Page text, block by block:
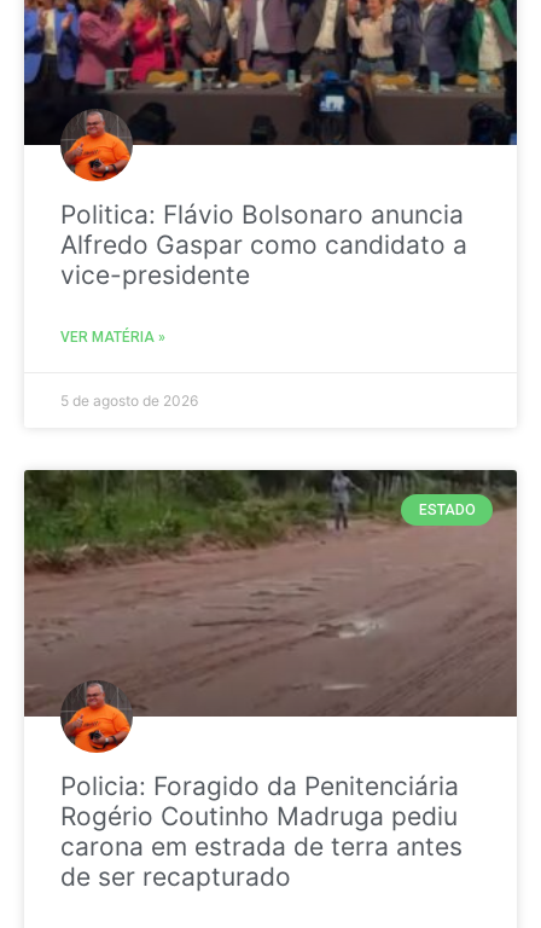
Politica: Flávio Bolsonaro anuncia
Alfredo Gaspar como candidato a
vice-presidente
VER MATÉRIA »
5 de agosto de 2026
ESTADO
Policia: Foragido da Penitenciária
Rogério Coutinho Madruga pediu
carona em estrada de terra antes
de ser recapturado